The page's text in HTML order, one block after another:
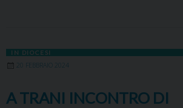
IN DIOCESI
20 FEBBRAIO 2024
A TRANI INCONTRO DI